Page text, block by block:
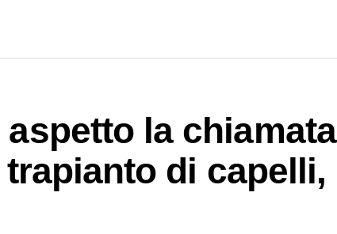
la chiamata
di capelli,